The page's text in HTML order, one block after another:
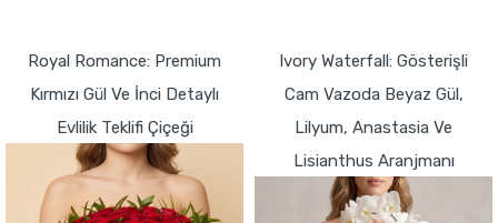
Royal Romance: Premium
Kırmızı Gül Ve İnci Detaylı
Evlilik Teklifi Çiçeği
Ivory Waterfall: Gösterişli
Cam Vazoda Beyaz Gül,
Lilyum, Anastasia Ve
Lisianthus Aranjmanı